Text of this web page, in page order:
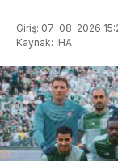
Giriş: 07-08-2026
Kaynak: İHA